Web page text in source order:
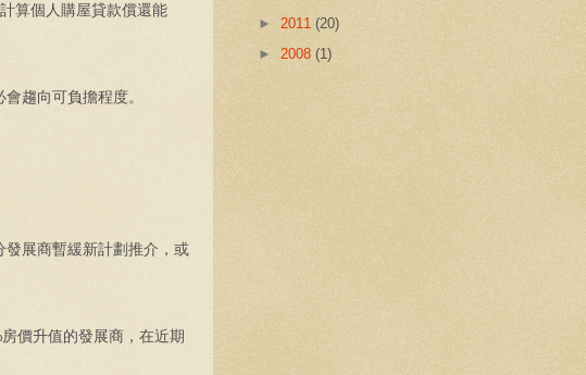
算個人購屋貸款償還能
趨向可負擔程度。
展商暫緩新計劃推介，或
價升值的發展商，在近期
► 2011 (20)
► 2008 (1)